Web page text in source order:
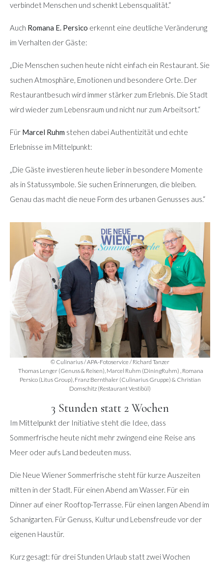
verbindet Menschen und schenkt Lebensqualität.“
Auch Romana E. Persico erkennt eine deutliche Veränderung
im Verhalten der Gäste:
„Die Menschen suchen heute nicht einfach ein Restaurant. Sie
suchen Atmosphäre, Emotionen und besondere Orte. Der
Restaurantbesuch wird immer stärker zum Erlebnis. Die Stadt
wird wieder zum Lebensraum und nicht nur zum Arbeitsort.“
Für Marcel Ruhm stehen dabei Authentizität und echte
Erlebnisse im Mittelpunkt:
„Die Gäste investieren heute lieber in besondere Momente
als in Statussymbole. Sie suchen Erinnerungen, die bleiben.
Genau das macht die neue Form des urbanen Genusses aus.“
© Culinarius / APA-Fotoservice / Richard Tanzer
Thomas Lenger (Genuss & Reisen), Marcel Ruhm (DiningRuhm) , Romana
Persico (Litus Group), Franz Bernthaler (Culinarius Gruppe) & Christian
Domschitz (Restaurant Vestibül)
3 Stunden statt 2 Wochen
Im Mittelpunkt der Initiative steht die Idee, dass
Sommerfrische heute nicht mehr zwingend eine Reise ans
Meer oder aufs Land bedeuten muss.
Die Neue Wiener Sommerfrische steht für kurze Auszeiten
mitten in der Stadt. Für einen Abend am Wasser. Für ein
Dinner auf einer Rooftop-Terrasse. Für einen langen Abend im
Schanigarten. Für Genuss, Kultur und Lebensfreude vor der
eigenen Haustür.
Kurz gesagt: für drei Stunden Urlaub statt zwei Wochen